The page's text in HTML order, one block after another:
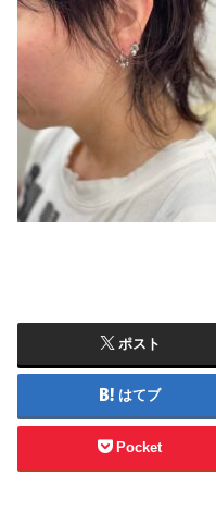
ポスト
はてブ
Pocket